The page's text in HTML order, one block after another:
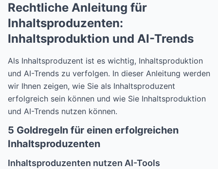
Rechtliche Anleitung für
Inhaltsproduzenten:
Inhaltsproduktion und AI-Trends
Als Inhaltsproduzent ist es wichtig, Inhaltsproduktion
und AI-Trends zu verfolgen. In dieser Anleitung werden
wir Ihnen zeigen, wie Sie als Inhaltsproduzent
erfolgreich sein können und wie Sie Inhaltsproduktion
und AI-Trends nutzen können.
5 Goldregeln für einen erfolgreichen
Inhaltsproduzenten
Inhaltsproduzenten nutzen AI-Tools